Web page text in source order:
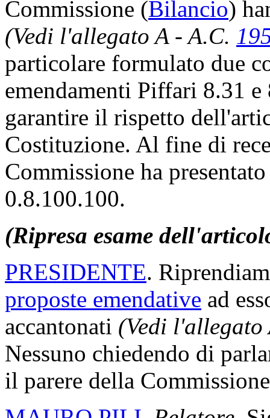
Commissione (Bilancio)
(Vedi l'allegato A - A.C.
particolare formulato due
emendamenti Piffari 8.31
garantire il rispetto
Costituzione. Al fine di
Commissione ha
0.8.100.100.
(Ripresa esame
PRESIDENTE.
proposte emendative ad
accantonati (Vedi
Nessuno chiedendo di
il parere della